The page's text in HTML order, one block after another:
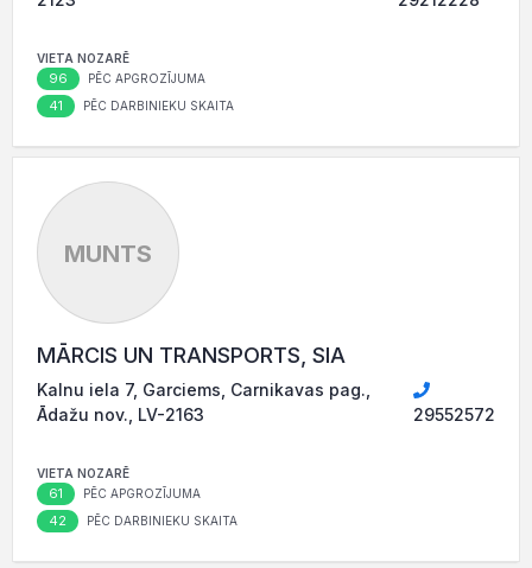
VIETA NOZARĒ
96 PĒC APGROZĪJUMA
41 PĒC DARBINIEKU SKAITA
MUNTS
MĀRCIS UN TRANSPORTS, SIA
Kalnu iela 7, Garciems, Carnikavas pag.,
Ādažu nov., LV-2163
29552572
VIETA NOZARĒ
61 PĒC APGROZĪJUMA
42 PĒC DARBINIEKU SKAITA